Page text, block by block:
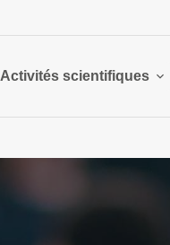
Activités scientifiques